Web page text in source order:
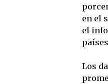
en el
el
Los